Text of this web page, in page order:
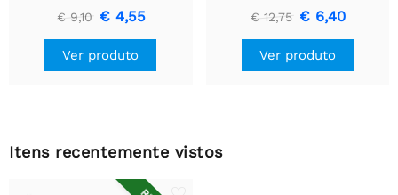
vazamento de água
€ 9,10 € 4,55
Ver produto
Zigbee SONOFF
€ 12,75 € 6,40
Ver produto
Itens recentemente vistos